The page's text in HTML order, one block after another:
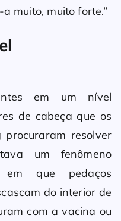
muito, muito forte.”
em um nível
de cabeça que os
procuraram resolver
um fenômeno
em que pedaços
do interior de
com a vacina ou